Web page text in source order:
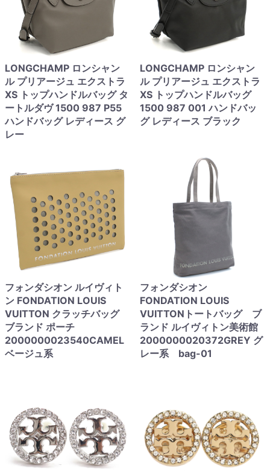
LONGCHAMP ロンシャン
ル プリアージュ エクストラ
XS トップハンドルバッグ タ
ートルダヴ 1500 987 P55
ハンドバッグ レディース グ
レー
LONGCHAMP ロンシャン
ル プリアージュ エクストラ
XS トップハンドルバッグ
1500 987 001 ハンドバッ
グ レディース ブラック
フォンダシオン ルイヴィト
ン FONDATION LOUIS
VUITTON クラッチバッグ
ブランド ポーチ
2000000023540CAMEL
ベージュ系
フォンダシオン
FONDATION LOUIS
VUITTONトートバッグ ブ
ランド ルイヴィトン美術館
2000000020372GREY グ
レー系 bag-01